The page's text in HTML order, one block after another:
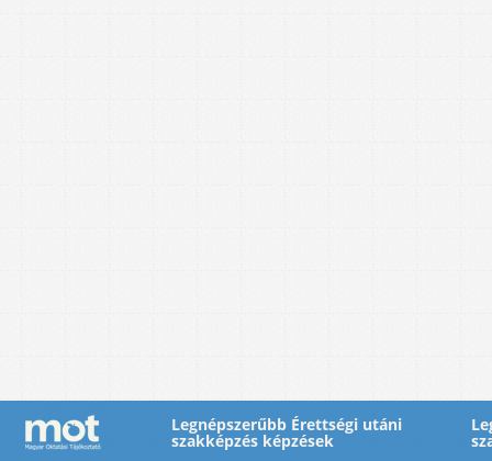
Legnépszerűbb Érettségi utáni
szakképzés képzések